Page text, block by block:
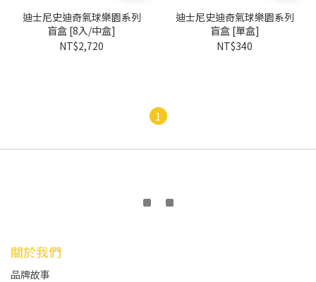
迪士尼史迪奇氣球樂園系列
盲盒 [8入/中盒]
NT$2,720
迪士尼史迪奇氣球樂園系列
盲盒 [單盒]
NT$340
1
關於我們
品牌故事